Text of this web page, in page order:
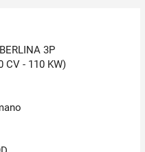
3P
CV - 110 KW)